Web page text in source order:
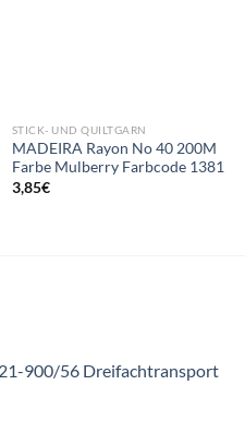
STICK- UND QUILTGARN
MADEIRA Rayon No 40 200M
Farbe Mulberry Farbcode 1381
3,85€
900/56 Dreifachtransport